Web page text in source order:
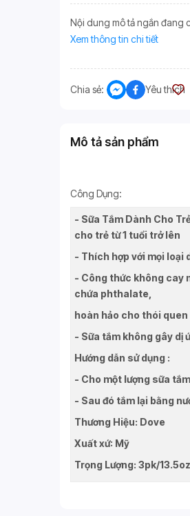
Nội dung mô tả ngắn đang
Xem thông tin chi tiết
Chia sẻ: Yêu thích
Mô tả sản phẩm
Công Dụng:
- Sữa Tắm Dành Cho
cho trẻ từ 1 tuổi trở lên
- Thích hợp với mọi loại
- Công thức không cay
chứa phthalate,
hoàn hảo cho thói
- Sữa tắm không gây dị
Hướng dẫn sử dụng :
- Cho một lượng sữa
- Sau đó tắm lại bằng
Thương Hiệu: Dove
Xuất xứ: Mỹ
Trọng Lượng: 3pk/13.5oz